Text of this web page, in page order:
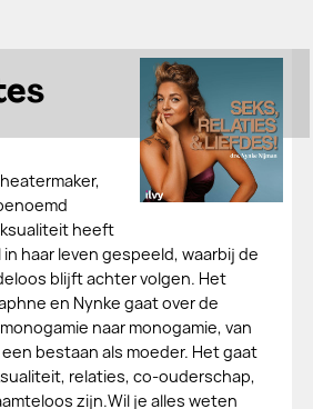
heeft
haar leven gespeeld, waarbij de
blijft achter volgen. Het
en Nynke gaat over de
naar monogamie, van
bestaan als moeder. Het gaat
relaties, co-ouderschap,
zijn.Wil je alles weten